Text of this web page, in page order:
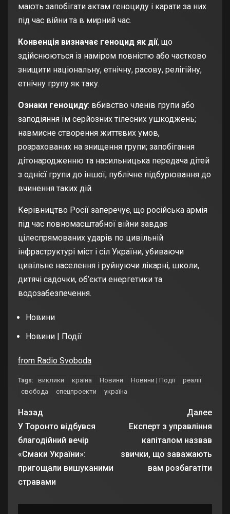
мають запобігати актам геноциду і карати за них
під час війни та в мирний час.
Конвенція визначає геноцид як дії, що
здійснюються із наміром повністю або частково
знищити національну, етнічну, расову, релігійну,
етнічну групу як таку.
Ознаки геноциду: вбивство членів групи або
заподіяння їм серйозних тілесних ушкоджень;
навмисне створення життєвих умов,
розрахованих на знищення групи; запобігання
дітонародженню та насильницька передача дітей
з однієї групи до іншої; публічне підбурювання до
вчинення таких дій.
Керівництво Росії заперечує, що російська армія
під час повномасштабної війни завдає
цілеспрямованих ударів по цивільній
інфраструктурі міст і сіл України, убиваючи
цивільне населення і руйнуючи лікарні, школи,
дитячі садочки, об’єкти енергетики та
водозабезпечення.
Новини
Новини | Події
from Radio Svoboda
Tags: виклики країна Новини Новини | Події
реалії
свобода
спецпроекти україна
Назад
У Торонто відбувся
благодійний вечір
«Смаки України»:
пригощали вишуканими
стравами
Далее
Експерт з управління
капіталом назвав
звички, що заважають
вам розбагатіти